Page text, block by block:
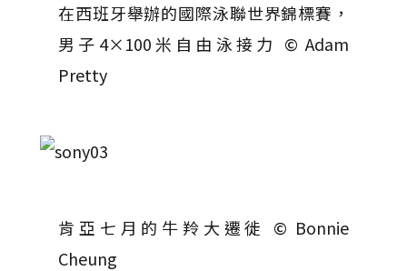
在西班牙舉辦的國際泳聯世界錦標賽，
男子4×100米自由泳接力 © Adam
Pretty
肯亞七月的牛羚大遷徙 © Bonnie
Cheung